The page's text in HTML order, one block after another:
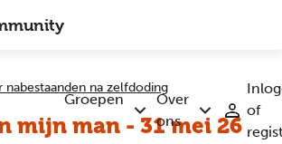
Groepen
Submenu
Groepen
Over
ons
Submenu
Over
of
nabestaanden na zelfdoding
mijn man - 31 mei 26